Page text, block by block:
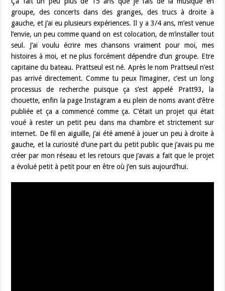
groupe, des concerts dans des granges, des trucs à droite à
gauche, et j’ai eu plusieurs expériences. Il y a 3/4 ans, m’est venue
l’envie, un peu comme quand on est colocation, de m’installer tout
seul. J’ai voulu écrire mes chansons vraiment pour moi, mes
histoires à moi, et ne plus forcément dépendre d’un groupe. Etre
capitaine du bateau. Prattseul est né. Après le nom Prattseul n’est
pas arrivé directement. Comme tu peux l’imaginer, c’est un long
processus de recherche puisque ça s’est appelé Pratt93, la
chouette, enfin la page Instagram a eu plein de noms avant d’être
publiée et ça a commencé comme ça. C’était un projet qui était
voué à rester un petit peu dans ma chambre et strictement sur
internet. De fil en aiguille, j’ai été amené à jouer un peu à droite à
gauche, et la curiosité d’une part du petit public que j’avais pu me
créer par mon réseau et les retours que j’avais a fait que le projet
a évolué petit à petit pour en être où j’en suis aujourd’hui.